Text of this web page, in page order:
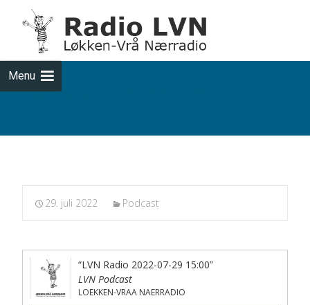
Menu
Podcasts fra 2022-07-29
29. juli 2022 Podcast
“LVN Radio 2022-07-29 15:00”
LVN Podcast
LOEKKEN-VRAA NAERRADIO